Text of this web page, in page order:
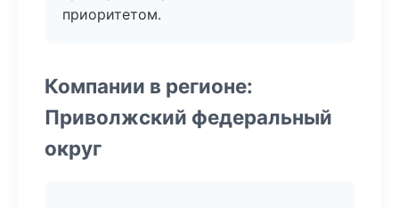
приоритетом.
Компании в регионе:
Приволжский федеральный
округ